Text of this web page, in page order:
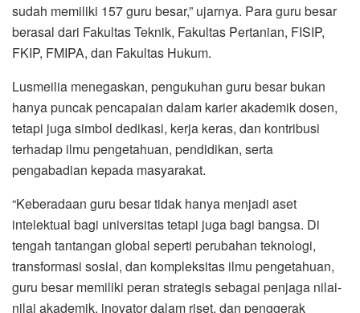
sudah memiliki 157 guru besar,” ujarnya. Para guru besar
berasal dari Fakultas Teknik, Fakultas Pertanian, FISIP,
FKIP, FMIPA, dan Fakultas Hukum.
Lusmeilia menegaskan, pengukuhan guru besar bukan
hanya puncak pencapaian dalam karier akademik dosen,
tetapi juga simbol dedikasi, kerja keras, dan kontribusi
terhadap ilmu pengetahuan, pendidikan, serta
pengabadian kepada masyarakat.
“Keberadaan guru besar tidak hanya menjadi aset
intelektual bagi universitas tetapi juga bagi bangsa. Di
tengah tantangan global seperti perubahan teknologi,
transformasi sosial, dan kompleksitas ilmu pengetahuan,
guru besar memiliki peran strategis sebagai penjaga nilai-
nilai akademik, inovator dalam riset, dan penggerak